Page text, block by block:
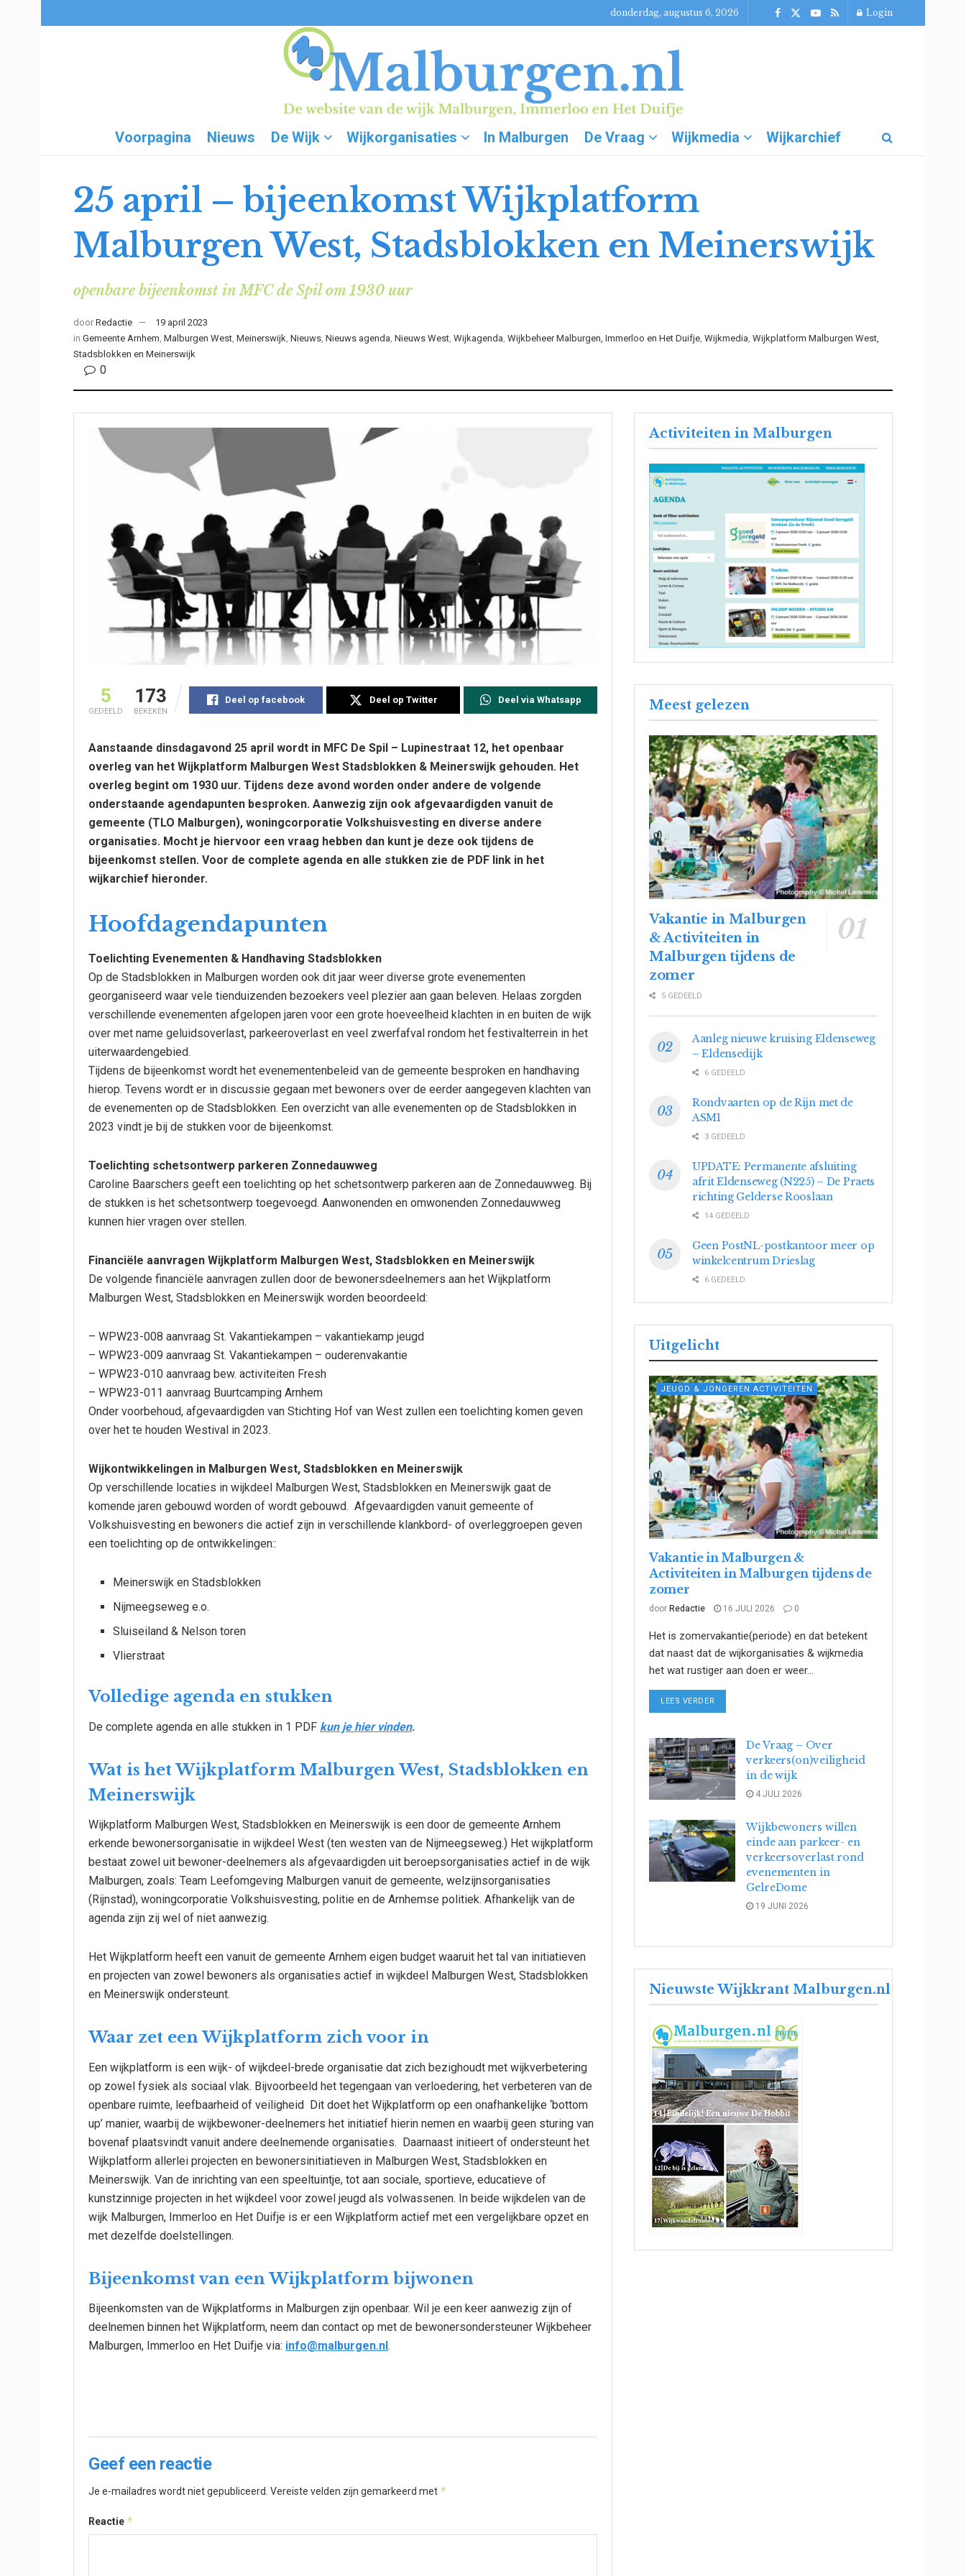
donderdag, augustus 6, 2026 Login
Voorpagina Nieuws De Wijk Wijkorganisaties In Malburgen De Vraag Wijkmedia Wijkarchief
25 april – bijeenkomst Wijkplatform
Malburgen West, Stadsblokken en Meinerswijk
openbare bijeenkomst in MFC de Spil om 1930 uur
door Redactie
19 april 2023
in Gemeente Arnhem, Malburgen West, Meinerswijk, Nieuws, Nieuws agenda, Nieuws West, Wijkagenda, Wijkbeheer Malburgen, Immerloo en Het Duifje, Wijkmedia, Wijkplatform Malburgen West,
Stadsblokken en Meinerswijk
0
5
GEDEELD
173
BEKEKEN
Deel op facebook Deel op Twitter Deel via Whatsapp
Aanstaande dinsdagavond 25 april wordt in MFC De Spil – Lupinestraat 12, het openbaar
overleg van het Wijkplatform Malburgen West Stadsblokken & Meinerswijk gehouden. Het
overleg begint om 1930 uur. Tijdens deze avond worden onder andere de volgende
onderstaande agendapunten besproken. Aanwezig zijn ook afgevaardigden vanuit de
gemeente (TLO Malburgen), woningcorporatie Volkshuisvesting en diverse andere
organisaties. Mocht je hiervoor een vraag hebben dan kunt je deze ook tijdens de
bijeenkomst stellen. Voor de complete agenda en alle stukken zie de PDF link in het
wijkarchief hieronder.
Hoofdagendapunten
Toelichting Evenementen & Handhaving Stadsblokken
Op de Stadsblokken in Malburgen worden ook dit jaar weer diverse grote evenementen
georganiseerd waar vele tienduizenden bezoekers veel plezier aan gaan beleven. Helaas zorgden
verschillende evenementen afgelopen jaren voor een grote hoeveelheid klachten in en buiten de wijk
over met name geluidsoverlast, parkeeroverlast en veel zwerfafval rondom het festivalterrein in het
uiterwaardengebied.
Tijdens de bijeenkomst wordt het evenementenbeleid van de gemeente besproken en handhaving
hierop. Tevens wordt er in discussie gegaan met bewoners over de eerder aangegeven klachten van
de evenementen op de Stadsblokken. Een overzicht van alle evenementen op de Stadsblokken in
2023 vindt je bij de stukken voor de bijeenkomst.
Toelichting schetsontwerp parkeren Zonnedauwweg
Caroline Baarschers geeft een toelichting op het schetsontwerp parkeren aan de Zonnedauwweg. Bij
de stukken is het schetsontwerp toegevoegd. Aanwonenden en omwonenden Zonnedauwweg
kunnen hier vragen over stellen.
Financiële aanvragen Wijkplatform Malburgen West, Stadsblokken en Meinerswijk
De volgende financiële aanvragen zullen door de bewonersdeelnemers aan het Wijkplatform
Malburgen West, Stadsblokken en Meinerswijk worden beoordeeld:
– WPW23-008 aanvraag St. Vakantiekampen – vakantiekamp jeugd
– WPW23-009 aanvraag St. Vakantiekampen – ouderenvakantie
– WPW23-010 aanvraag bew. activiteiten Fresh
– WPW23-011 aanvraag Buurtcamping Arnhem
Onder voorbehoud, afgevaardigden van Stichting Hof van West zullen een toelichting komen geven
over het te houden Westival in 2023.
Wijkontwikkelingen in Malburgen West, Stadsblokken en Meinerswijk
Op verschillende locaties in wijkdeel Malburgen West, Stadsblokken en Meinerswijk gaat de
komende jaren gebouwd worden of wordt gebouwd. Afgevaardigden vanuit gemeente of
Volkshuisvesting en bewoners die actief zijn in verschillende klankbord- of overleggroepen geven
een toelichting op de ontwikkelingen::
Meinerswijk en Stadsblokken
Nijmeegseweg e.o.
Sluiseiland & Nelson toren
Vlierstraat
Volledige agenda en stukken
De complete agenda en alle stukken in 1 PDF kun je hier vinden.
Wat is het Wijkplatform Malburgen West, Stadsblokken en
Meinerswijk
Wijkplatform Malburgen West, Stadsblokken en Meinerswijk is een door de gemeente Arnhem
erkende bewonersorganisatie in wijkdeel West (ten westen van de Nijmeegseweg.) Het wijkplatform
bestaat zowel uit bewoner-deelnemers als afgevaardigden uit beroepsorganisaties actief in de wijk
Malburgen, zoals: Team Leefomgeving Malburgen vanuit de gemeente, welzijnsorganisaties
(Rijnstad), woningcorporatie Volkshuisvesting, politie en de Arnhemse politiek. Afhankelijk van de
agenda zijn zij wel of niet aanwezig.
Het Wijkplatform heeft een vanuit de gemeente Arnhem eigen budget waaruit het tal van initiatieven
en projecten van zowel bewoners als organisaties actief in wijkdeel Malburgen West, Stadsblokken
en Meinerswijk ondersteunt.
Waar zet een Wijkplatform zich voor in
Een wijkplatform is een wijk- of wijkdeel-brede organisatie dat zich bezighoudt met wijkverbetering
op zowel fysiek als sociaal vlak. Bijvoorbeeld het tegengaan van verloedering, het verbeteren van de
openbare ruimte, leefbaarheid of veiligheid Dit doet het Wijkplatform op een onafhankelijke ‘bottom
up’ manier, waarbij de wijkbewoner-deelnemers het initiatief hierin nemen en waarbij geen sturing van
bovenaf plaatsvindt vanuit andere deelnemende organisaties. Daarnaast initieert of ondersteunt het
Wijkplatform allerlei projecten en bewonersinitiatieven in Malburgen West, Stadsblokken en
Meinerswijk. Van de inrichting van een speeltuintje, tot aan sociale, sportieve, educatieve of
kunstzinnige projecten in het wijkdeel voor zowel jeugd als volwassenen. In beide wijkdelen van de
wijk Malburgen, Immerloo en Het Duifje is er een Wijkplatform actief met een vergelijkbare opzet en
met dezelfde doelstellingen.
Bijeenkomst van een Wijkplatform bijwonen
Bijeenkomsten van de Wijkplatforms in Malburgen zijn openbaar. Wil je een keer aanwezig zijn of
deelnemen binnen het Wijkplatform, neem dan contact op met de bewonersondersteuner Wijkbeheer
Malburgen, Immerloo en Het Duifje via: info@malburgen.nl .
Geef een reactie
Je e-mailadres wordt niet gepubliceerd. Vereiste velden zijn gemarkeerd met *
Reactie *
Activiteiten in Malburgen
Meest gelezen
Vakantie in Malburgen
& Activiteiten in
Malburgen tijdens de
zomer
5 GEDEELD
Aanleg nieuwe kruising Eldenseweg
– Eldensedijk
6 GEDEELD
Rondvaarten op de Rijn met de
ASM1
3 GEDEELD
UPDATE: Permanente afsluiting
afrit Eldenseweg (N225) – De Praets
richting Gelderse Rooslaan
14 GEDEELD
Geen PostNL-postkantoor meer op
winkelcentrum Drieslag
6 GEDEELD
Uitgelicht
JEUGD & JONGEREN ACTIVITEITEN
Vakantie in Malburgen &
Activiteiten in Malburgen tijdens de
zomer
door Redactie 16 JULI 2026 0
Het is zomervakantie(periode) en dat betekent
dat naast dat de wijkorganisaties & wijkmedia
het wat rustiger aan doen er weer...
LEES VERDER
De Vraag – Over
verkeers(on)veiligheid
in de wijk
4 JULI 2026
Wijkbewoners willen
einde aan parkeer- en
verkeersoverlast rond
evenementen in
GelreDome
19 JUNI 2026
Nieuwste Wijkkrant Malburgen.nl